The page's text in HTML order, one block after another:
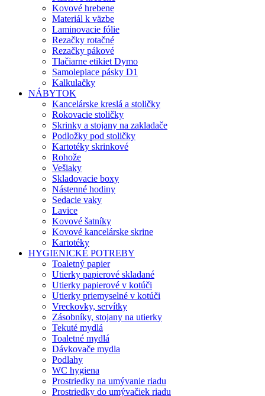
Kovové hrebene
Materiál k väzbe
Laminovacie fólie
Rezačky rotačné
Rezačky pákové
Tlačiarne etikiet Dymo
Samolepiace pásky D1
Kalkulačky
NÁBYTOK
Kancelárske kreslá a stoličky
Rokovacie stoličky
Skrinky a stojany na zakladače
Podložky pod stoličky
Kartotéky skrinkové
Rohože
Vešiaky
Skladovacie boxy
Nástenné hodiny
Sedacie vaky
Lavice
Kovové šatníky
Kovové kancelárske skrine
Kartotéky
HYGIENICKÉ POTREBY
Toaletný papier
Utierky papierové skladané
Utierky papierové v kotúči
Utierky priemyselné v kotúči
Vreckovky, servítky
Zásobníky, stojany na utierky
Tekuté mydlá
Toaletné mydlá
Dávkovače mydla
Podlahy
WC hygiena
Prostriedky na umývanie riadu
Prostriedky do umývačiek riadu